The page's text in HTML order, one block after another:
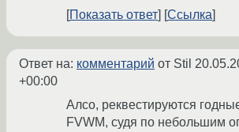
Показать ответ Ссылка
Ответ на: комментарий от Stil
+00:00
Алсо, реквестируются
FVWM, судя по небольшим